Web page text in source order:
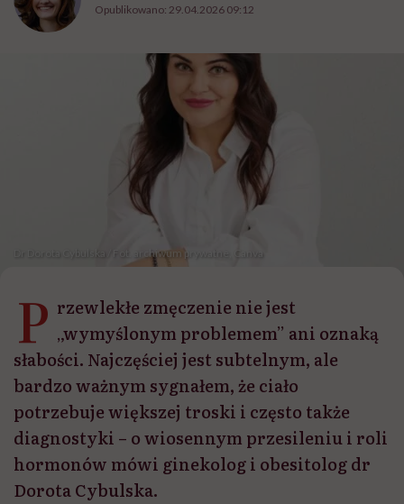
Opublikowano: 29.04.2026 09:12
Dr Dorota Cybulska / Fot. archiwum prywatne, Canva
P rzewlekłe zmęczenie nie jest
„wymyślonym problemem” ani oznaką
słabości. Najczęściej jest subtelnym, ale
bardzo ważnym sygnałem, że ciało
potrzebuje większej troski i często także
diagnostyki – o wiosennym przesileniu i roli
hormonów mówi ginekolog i obesitolog dr
Dorota Cybulska.